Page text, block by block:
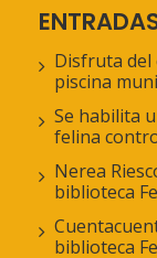
Disfruta del
piscina
Se habilita
felina
Nerea
biblioteca
biblioteca